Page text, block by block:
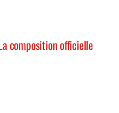
composition officielle